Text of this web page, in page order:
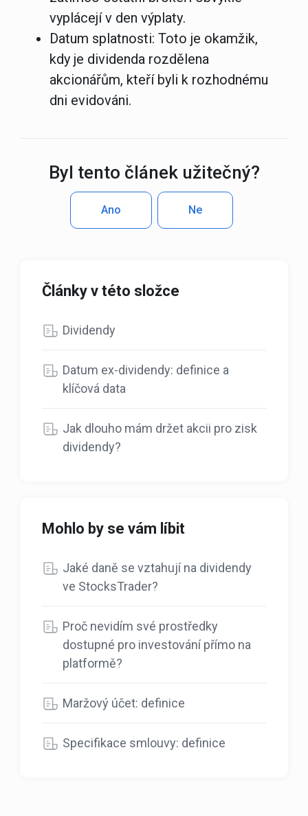
vyplácejí v den výplaty.
Datum splatnosti: Toto je okamžik,
kdy je dividenda rozdělena
akcionářům, kteří byli k rozhodnému
dni evidováni.
Byl tento článek užitečný?
Ne
Ano
Články v této složce
Dividendy
Datum ex-dividendy: definice a
klíčová data
Jak dlouho mám držet akcii pro zisk
dividendy?
Mohlo by se vám líbit
Jaké daně se vztahují na dividendy
ve StocksTrader?
Proč nevidím své prostředky
dostupné pro investování přímo na
platformě?
Maržový účet: definice
Specifikace smlouvy: definice